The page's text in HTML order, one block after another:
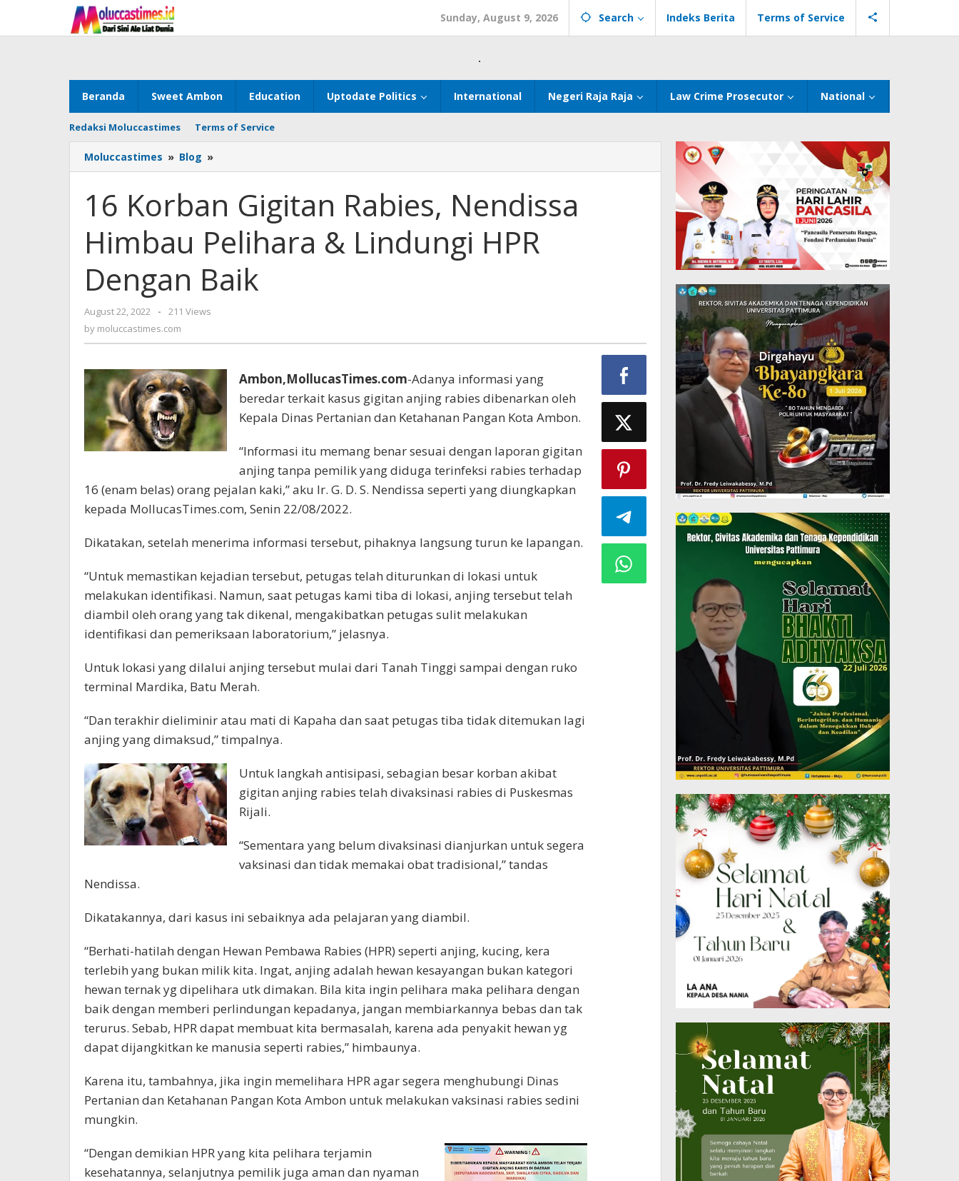
content
Sunday, August 9, 2026 Search Indeks Berita Terms of Service
.
Beranda Sweet Ambon Education Uptodate Politics International Negeri Raja Raja Law Crime Prosecutor National
Redaksi Moluccastimes Terms of Service
Moluccastimes » Blog »
Korban
Rabies,
Nendissa
Himbau
Pelihara
Lindungi
HPR
16 Korban Gigitan Rabies, Nendissa
Himbau Pelihara & Lindungi HPR
Dengan Baik
August 22, 2022
by
moluccastimes.com
-
211 Views
by moluccastimes.com
Ambon,MollucasTimes.com-Adanya informasi yang
beredar terkait kasus gigitan anjing rabies dibenarkan oleh
Kepala Dinas Pertanian dan Ketahanan Pangan Kota Ambon.
“Informasi itu memang benar sesuai dengan laporan gigitan
anjing tanpa pemilik yang diduga terinfeksi rabies terhadap
16 (enam belas) orang pejalan kaki,” aku Ir. G. D. S. Nendissa seperti yang diungkapkan
kepada MollucasTimes.com, Senin 22/08/2022.
Dikatakan, setelah menerima informasi tersebut, pihaknya langsung turun ke lapangan.
“Untuk memastikan kejadian tersebut, petugas telah diturunkan di lokasi untuk
melakukan identifikasi. Namun, saat petugas kami tiba di lokasi, anjing tersebut telah
diambil oleh orang yang tak dikenal, mengakibatkan petugas sulit melakukan
identifikasi dan pemeriksaan laboratorium,” jelasnya.
Untuk lokasi yang dilalui anjing tersebut mulai dari Tanah Tinggi sampai dengan ruko
terminal Mardika, Batu Merah.
“Dan terakhir dieliminir atau mati di Kapaha dan saat petugas tiba tidak ditemukan lagi
anjing yang dimaksud,” timpalnya.
Untuk langkah antisipasi, sebagian besar korban akibat
gigitan anjing rabies telah divaksinasi rabies di Puskesmas
Rijali.
“Sementara yang belum divaksinasi dianjurkan untuk segera
vaksinasi dan tidak memakai obat tradisional,” tandas
Nendissa.
Dikatakannya, dari kasus ini sebaiknya ada pelajaran yang diambil.
“Berhati-hatilah dengan Hewan Pembawa Rabies (HPR) seperti anjing, kucing, kera
terlebih yang bukan milik kita. Ingat, anjing adalah hewan kesayangan bukan kategori
hewan ternak yg dipelihara utk dimakan. Bila kita ingin pelihara maka pelihara dengan
baik dengan memberi perlindungan kepadanya, jangan membiarkannya bebas dan tak
terurus. Sebab, HPR dapat membuat kita bermasalah, karena ada penyakit hewan yg
dapat dijangkitkan ke manusia seperti rabies,” himbaunya.
Karena itu, tambahnya, jika ingin memelihara HPR agar segera menghubungi Dinas
Pertanian dan Ketahanan Pangan Kota Ambon untuk melakukan vaksinasi rabies sedini
mungkin.
“Dengan demikian HPR yang kita pelihara terjamin
kesehatannya, selanjutnya pemilik juga aman dan nyaman